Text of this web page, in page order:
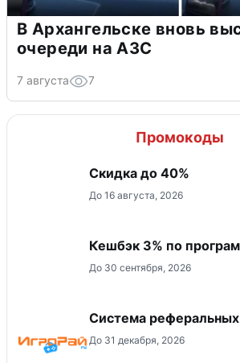
В Архангельске вновь
очереди на АЗС
7 августа 7
Промокоды
Скидка до 40%
До 16 августа, 2026
Кешбэк 3% по
До 30 сентября, 2026
Система реферальных
До 31 декабря, 2026